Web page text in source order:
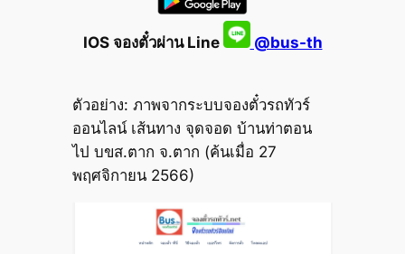
IOS จองตั๋วผ่าน Line @bus-th
ตัวอย่าง: ภาพจากระบบจองตั๋วรถทัวร์
ออนไลน์ เส้นทาง จุดจอด บ้านท่าตอน
ไป บขส.ตาก จ.ตาก (ค้นเมื่อ 27
พฤศจิกายน 2566)